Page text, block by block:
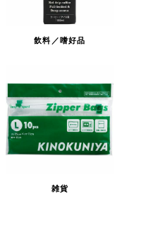
飲料／嗜好品
雑貨